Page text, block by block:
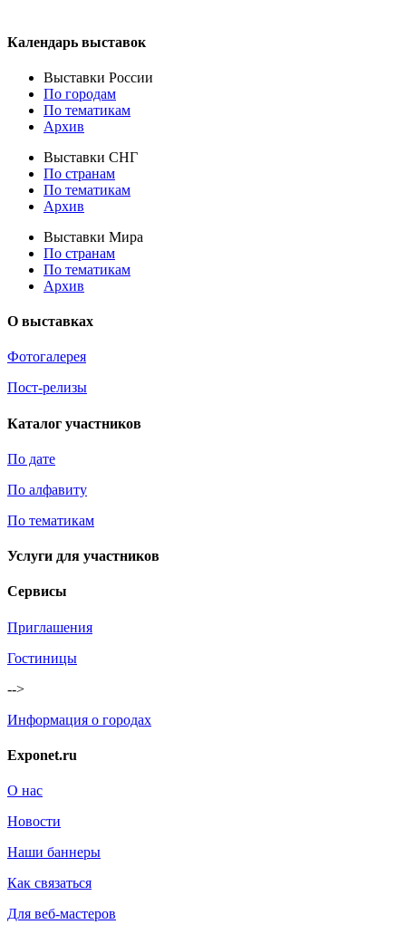
Календарь выставок
Выставки России
По городам
По тематикам
Архив
Выставки СНГ
По странам
По тематикам
Архив
Выставки Мира
По странам
По тематикам
Архив
О выставках
Фотогалерея
Пост-релизы
Каталог участников
По дате
По алфавиту
По тематикам
Услуги для участников
Сервисы
Приглашения
Гостиницы
-->
Информация о городах
Exponet.ru
О нас
Новости
Наши баннеры
Как связаться
Для веб-мастеров